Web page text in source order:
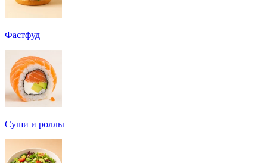
Фастфуд
Суши и роллы